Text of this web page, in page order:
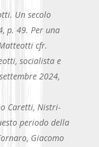
Un secolo
p. 49. Per una
cfr.
socialista e
2024,
Caretti, Nistri-
periodo della
Giacomo